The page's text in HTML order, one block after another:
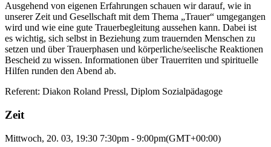
Ausgehend von eigenen Erfahrungen schauen wir darauf, wie in
unserer Zeit und Gesellschaft mit dem Thema „Trauer“ umgegangen
wird und wie eine gute Trauerbegleitung aussehen kann. Dabei ist
es wichtig, sich selbst in Beziehung zum trauernden Menschen zu
setzen und über Trauerphasen und körperliche/seelische Reaktionen
Bescheid zu wissen. Informationen über Trauerriten und spirituelle
Hilfen runden den Abend ab.
Referent: Diakon Roland Pressl, Diplom Sozialpädagoge
Zeit
Mittwoch, 20. 03, 19:30 7:30pm - 9:00pm(GMT+00:00)